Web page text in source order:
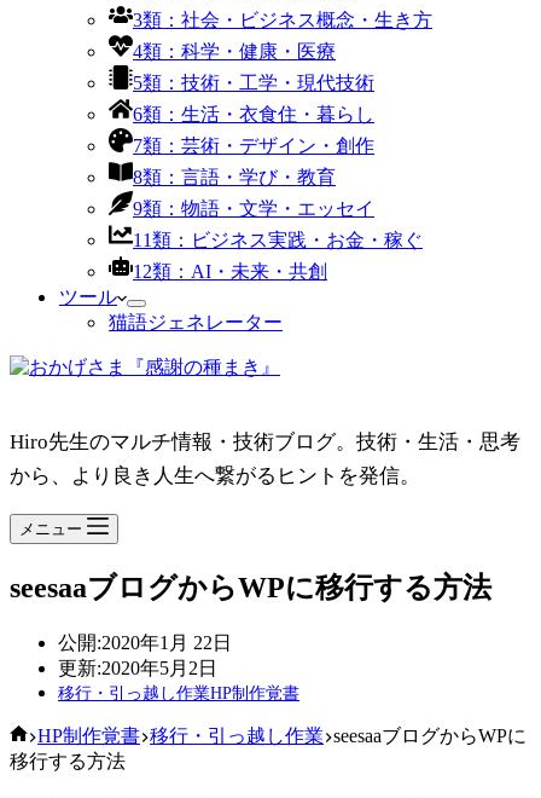
3類：社会・ビジネス概念・生き方
4類：科学・健康・医療
5類：技術・工学・現代技術
6類：生活・衣食住・暮らし
7類：芸術・デザイン・創作
8類：言語・学び・教育
9類：物語・文学・エッセイ
11類：ビジネス実践・お金・稼ぐ
12類：AI・未来・共創
ツール
猫語ジェネレーター
Hiro先生のマルチ情報・技術ブログ。技術・生活・思考
から、より良き人生へ繋がるヒントを発信。
メニュー
seesaaブログからWPに移行する方法
公開:2020年1月 22日
更新:2020年5月2日
移行・引っ越し作業HP制作覚書
ホ
ー
HP制作覚書 移行・引っ越し作業 seesaaブログからWPに
移行する方法